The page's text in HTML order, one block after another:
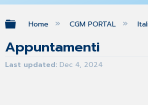
Expand/collapse global
Home CGM PORTAL
Appuntamenti
Last updated Dec 4, 2024